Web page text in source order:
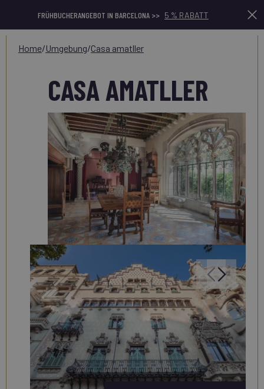
FRÜHBUCHERANGEBOT IN BARCELONA >> 5 % RABATT
home/ umgebung/ casa amatller
CASA AMATLLER